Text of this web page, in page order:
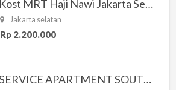
Kost MRT Haji Nawi Jakarta Selatan
Jakarta selatan
Rp 2.200.000
SERVICE APARTMENT SOUTH RESIDENCE